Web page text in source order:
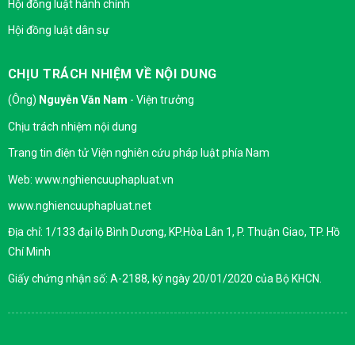
Hội đồng luật hành chính
Hội đồng luật dân sự
CHỊU TRÁCH NHIỆM VỀ NỘI DUNG
(Ông) Nguyễn Văn Nam - Viện trưởng
Chịu trách nhiệm nội dung
Trang tin điện tử Viện nghiên cứu pháp luật phía Nam
Web: www.nghiencuuphapluat.vn
www.nghiencuuphapluat.net
Địa chỉ: 1/133 đại lộ Bình Dương, KP.Hòa Lân 1, P. Thuận Giao, TP. Hồ
Chí Minh
Giấy chứng nhận số: A-2188, ký ngày 20/01/2020 của Bộ KHCN.